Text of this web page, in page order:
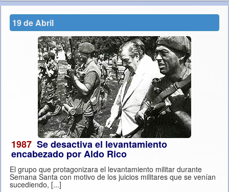
19 de Abril
1987
encabezado por Aldo Rico
El grupo que protagonizara el levantamiento militar durante
Semana Santa con motivo de los juicios militares que se venían
sucediendo, [...]